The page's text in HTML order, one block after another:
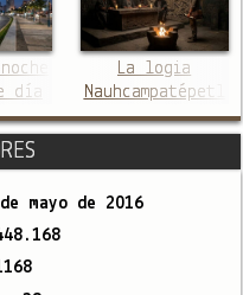
día
La logia
Nauhcampatépetl
mayo de 2016